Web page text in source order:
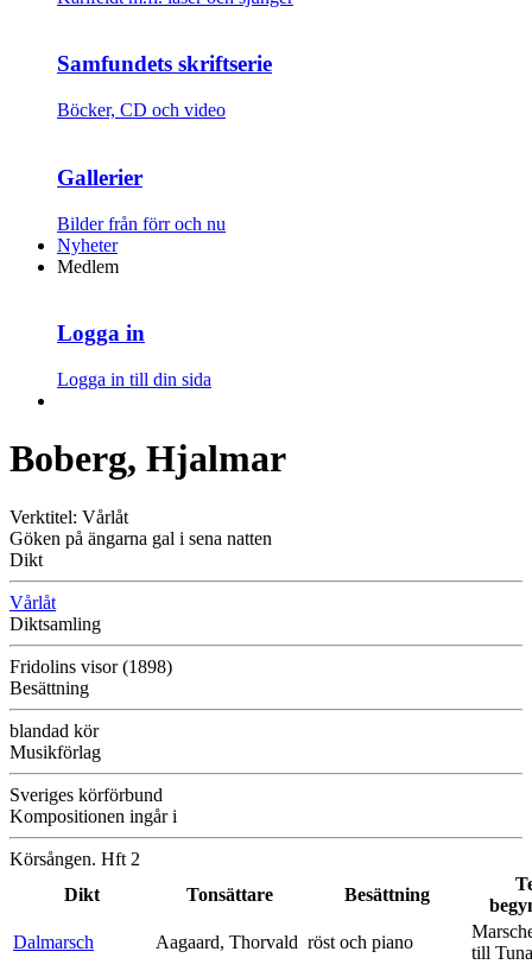
Samfundets skriftserie
Böcker, CD och video
Gallerier
Bilder från förr och nu
Nyheter
Medlem
Logga in
Logga in till din sida
Boberg, Hjalmar
Verktitel: Vårlåt
Göken på ängarna gal i sena natten
Dikt
Vårlåt
Diktsamling
Fridolins visor (1898)
Besättning
blandad kör
Musikförlag
Sveriges körförbund
Kompositionen ingår i
Körsången. Hft 2
Dikt
Tonsättare Besättning
Dalmarsch
Aagaard, Thorvald röst och piano
till Tuna